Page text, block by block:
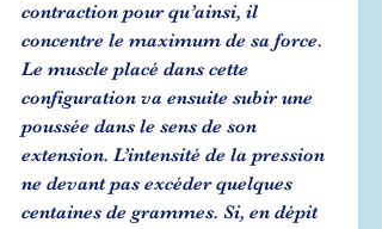
contraction pour qu’ainsi, il
concentre le maximum de sa force.
Le muscle placé dans cette
configuration va ensuite subir une
poussée dans le sens de son
extension. L’intensité de la pression
ne devant pas excéder quelques
centaines de grammes. Si, en dépit